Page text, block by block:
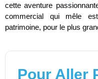
cette aventure
commercial qui mêle
patrimoine, pour le plus
Pour Aller